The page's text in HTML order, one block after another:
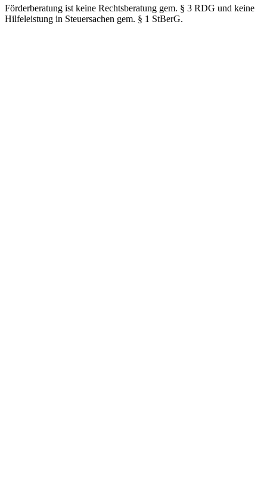
Förderberatung ist keine Rechtsberatung gem. § 3 RDG und keine
Hilfeleistung in Steuersachen gem. § 1 StBerG.